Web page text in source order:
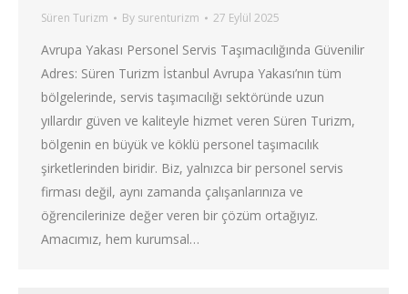
Süren Turizm By surenturizm 27 Eylül 2025
Avrupa Yakası Personel Servis Taşımacılığında Güvenilir
Adres: Süren Turizm İstanbul Avrupa Yakası’nın tüm
bölgelerinde, servis taşımacılığı sektöründe uzun
yıllardır güven ve kaliteyle hizmet veren Süren Turizm,
bölgenin en büyük ve köklü personel taşımacılık
şirketlerinden biridir. Biz, yalnızca bir personel servis
firması değil, aynı zamanda çalışanlarınıza ve
öğrencilerinize değer veren bir çözüm ortağıyız.
Amacımız, hem kurumsal…